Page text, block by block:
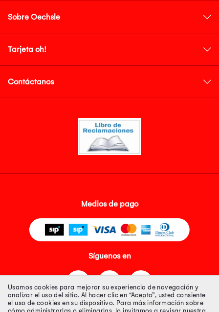
Sobre Oechsle
Tarjeta oh!
Contáctanos
Medios de pago
Síguenos en
Usamos cookies para mejorar su experiencia de navegación y
analizar el uso del sitio. Al hacer clic en “Acepto”, usted consiente
el uso de cookies en su dispositivo. Para más información sobre